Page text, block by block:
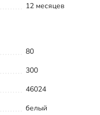
12 месяцев
80
300
46024
белый